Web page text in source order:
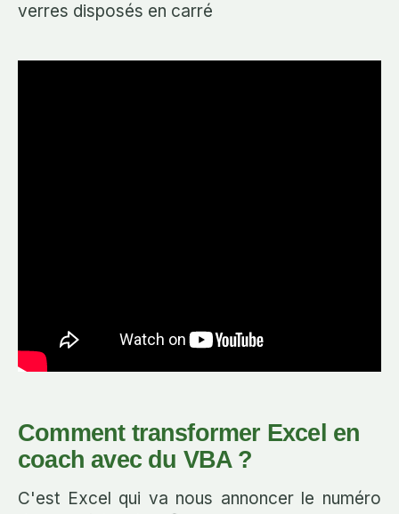
verres disposés en carré
Comment transformer Excel en
coach avec du VBA ?
C'est Excel qui va nous annoncer le numéro